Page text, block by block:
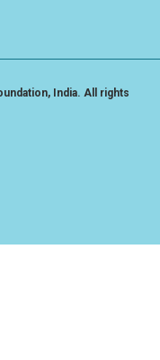
India. All rights